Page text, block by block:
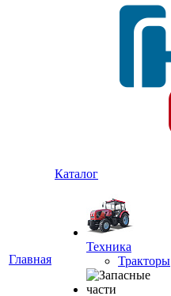
Главная
Каталог
Техника
Тракторы